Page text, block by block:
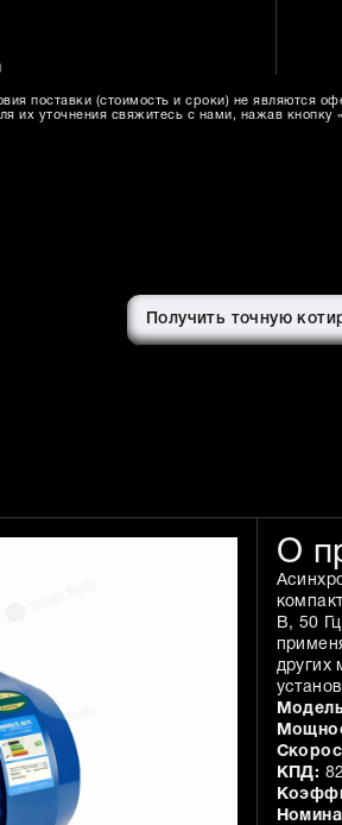
)
поставки (стоимость и сроки) не являются
их уточнения свяжитесь с нами, нажав кнопку
Получить точную
О
В, 50
других
КПД: